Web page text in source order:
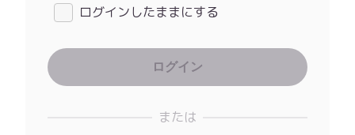
ログインしたままにする
または